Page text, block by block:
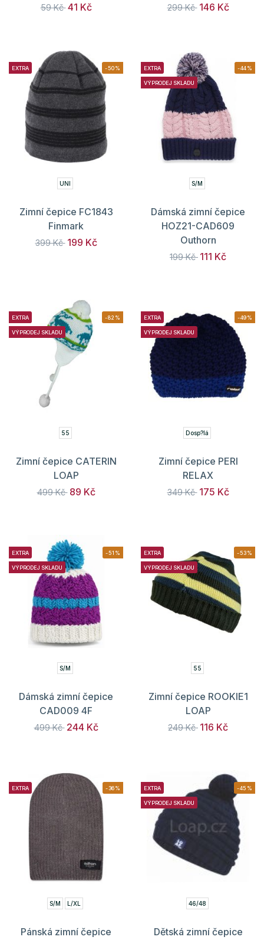
59 Kč 41 Kč 299 Kč 146 Kč
EXTRA -50%
UNI
Zimní čepice FC1843
Finmark
399 Kč 199 Kč
EXTRA
VÝPRODEJ SKLADU
-44%
S/M
Dámská zimní čepice
HOZ21-CAD609
Outhorn
199 Kč 111 Kč
EXTRA
VÝPRODEJ SKLADU
-82%
55
Zimní čepice CATERIN
LOAP
499 Kč 89 Kč
EXTRA
VÝPRODEJ SKLADU
-49%
Dosp?lá
Zimní čepice PERI
RELAX
349 Kč 175 Kč
EXTRA
VÝPRODEJ SKLADU
-51%
S/M
Dámská zimní čepice
CAD009 4F
499 Kč 244 Kč
EXTRA
VÝPRODEJ SKLADU
-53%
55
Zimní čepice ROOKIE1
LOAP
249 Kč 116 Kč
EXTRA -36%
S/M L/XL
Pánská zimní čepice
EXTRA
VÝPRODEJ SKLADU
-45%
46/48
Dětská zimní čepice